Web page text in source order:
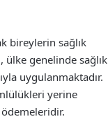
bireylerin sağlık
genelinde sağlık
uygulanmaktadır.
yerine